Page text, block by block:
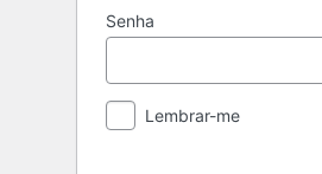
Senha
Lembrar-me